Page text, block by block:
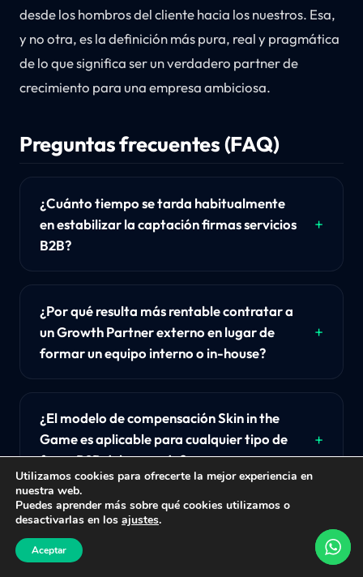
desde los hombros del cliente hacia los nuestros. Esa,
y no otra, es la definición más pura, real y pragmática
de lo que significa ser un verdadero partner de
crecimiento para una empresa ambiciosa.
Preguntas frecuentes (FAQ)
¿Cuánto tiempo se tarda habitualmente
en estabilizar la captación firmas servicios
B2B?
¿Por qué resulta más rentable contratar a
un Growth Partner externo en lugar de
formar un equipo interno o in-house?
¿El modelo de compensación Skin in the
Game es aplicable para cualquier tipo de
firma B2B del mercado?
Pasa del boca a boca incierto a la
Utilizamos cookies para ofrecerte la mejor experiencia en
nuestra web.
Puedes aprender más sobre qué cookies utilizamos o
desactivarlas en los ajustes.
Aceptar